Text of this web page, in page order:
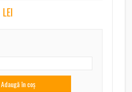
LEI
Adaugă în coș